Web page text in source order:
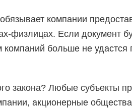
обязывает компании
физлицах. Если документ
больше не удастся
закона? Любые субъекты
акционерные